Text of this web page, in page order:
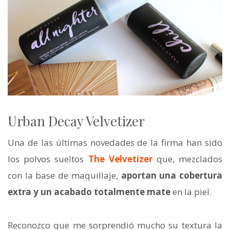
Urban Decay Velvetizer
Una de las últimas novedades de la firma han sido
los polvos sueltos The Velvetizerque, mezclados
con la base de maquillaje, aportan una cobertura
extra y un acabado totalmente mateen la piel.
Reconozco que me sorprendió mucho su textura la